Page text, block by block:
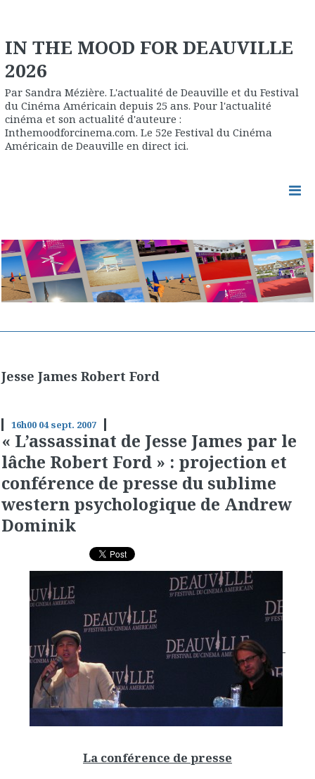
IN THE MOOD FOR DEAUVILLE
2026
Par Sandra Mézière. L'actualité de Deauville et du Festival
du Cinéma Américain depuis 25 ans. Pour l'actualité
cinéma et son actualité d'auteure :
Inthemoodforcinema.com. Le 52e Festival du Cinéma
Américain de Deauville en direct ici.
Jesse James Robert Ford
16h00 04 sept. 2007
« L’assassinat de Jesse James par le
lâche Robert Ford » : projection et
conférence de presse du sublime
western psychologique de Andrew
Dominik
La conférence de presse